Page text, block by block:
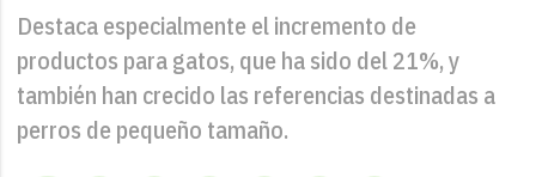
Destaca especialmente el incremento de
productos para gatos, que ha sido del 21%, y
también han crecido las referencias destinadas a
perros de pequeño tamaño.